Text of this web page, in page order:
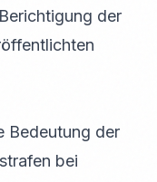
der
Bedeutung der
bei